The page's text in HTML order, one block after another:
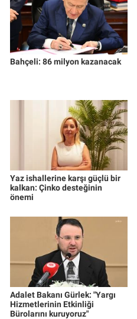
Bahçeli: 86 milyon kazanacak
Yaz ishallerine karşı güçlü bir
kalkan: Çinko desteğinin
önemi
Adalet Bakanı Gürlek: "Yargı
Hizmetlerinin Etkinliği
Bürolarını kuruyoruz"